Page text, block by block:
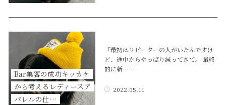
Bar集客の成功キッカケ
から考えるレディースア
パレルの仕…
「最初はリピーターの人がいたんですけ
ど、途中からやっぱり減ってきて。 最終
的に新……
2022.05.11